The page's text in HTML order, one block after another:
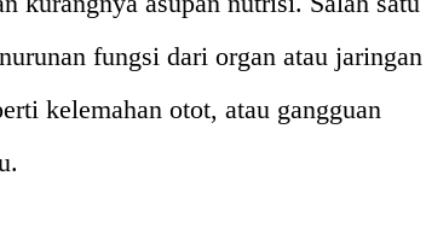
fungsi dari organ atau jaringan
kelemahan otot, atau gangguan